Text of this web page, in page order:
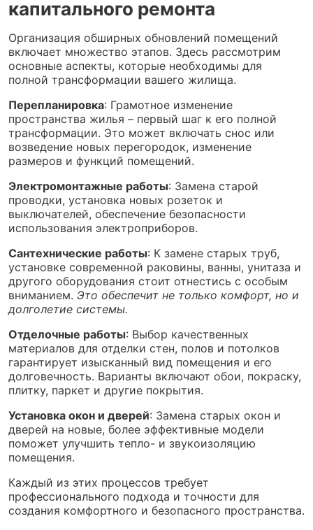
капитального ремонта
Организация обширных обновлений помещений
включает множество этапов. Здесь рассмотрим
основные аспекты, которые необходимы для
полной трансформации вашего жилища.
Перепланировка: Грамотное изменение
пространства жилья – первый шаг к его полной
трансформации. Это может включать снос или
возведение новых перегородок, изменение
размеров и функций помещений.
Электромонтажные работы: Замена старой
проводки, установка новых розеток и
выключателей, обеспечение безопасности
использования электроприборов.
Сантехнические работы: К замене старых труб,
установке современной раковины, ванны, унитаза и
другого оборудования стоит отнестись с особым
вниманием. Это обеспечит не только комфорт, но и
долголетие системы.
Отделочные работы: Выбор качественных
материалов для отделки стен, полов и потолков
гарантирует изысканный вид помещения и его
долговечность. Варианты включают обои, покраску,
плитку, паркет и другие покрытия.
Установка окон и дверей: Замена старых окон и
дверей на новые, более эффективные модели
поможет улучшить тепло- и звукоизоляцию
помещения.
Каждый из этих процессов требует
профессионального подхода и точности для
создания комфортного и безопасного пространства.